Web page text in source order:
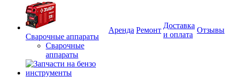
Сварочные аппараты
Сварочные
аппараты
Аренда Ремонт
Доставка
и оплата
Отзывы